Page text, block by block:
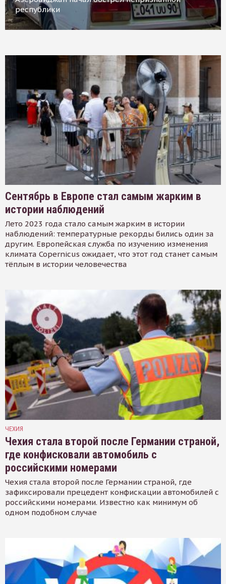
республики
Сентябрь в Европе стал самым жарким в
истории наблюдений
Лето 2023 года стало самым жарким в истории
наблюдений: температурные рекорды бились один за
другим. Европейская служба по изучению изменения
климата Copernicus ожидает, что этот год станет самым
тёплым в истории человечества
ЧЕХИЯ
Чехия стала второй после Германии страной,
где конфисковали автомобиль с
российскими номерами
Чехия стала второй после Германии страной, где
зафиксировали прецедент конфискации автомобилей с
российскими номерами. Известно как минимум об
одном подобном случае